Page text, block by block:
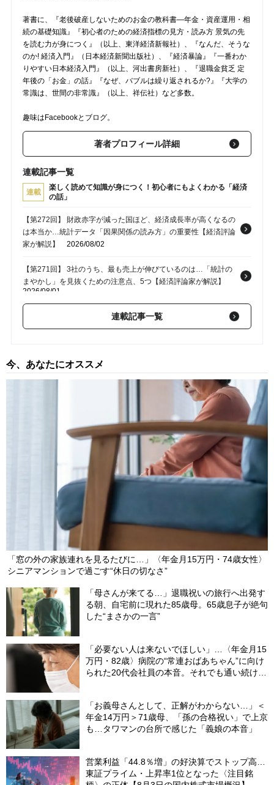
著書に、『老後破産しないためのお金の教科書―年金・資産運用・相
続の基礎知識』『初心者のための経済指標の見方・読み方 景気の先
を読む力が身につく』（以上、東洋経済新報社）、『なんだ、そうな
のか! 経済入門』（日本経済新聞出版社）、『経済暴論』『一番わか
りやすい日本経済入門』（以上、河出書房新社）、『退職金貧乏 定
年後の「お金」の話』『なぜ、バブルは繰り返されるか?』『大学の
常識は、世間の非常識』（以上、祥伝社）など多数。
趣味はFacebookとブログ。
著者プロフィール詳細
連載記事一覧
連載
楽しく読めて知識が身につく！初心者にもよくわかる「経済
の話」
【第272回】 財政赤字が減った国ほど、経済成長率が高くなるの
は本当か…統計データ「因果関係の読み方」の重要性【経済評論
家が解説】
2026/08/02
【第271回】 3社のうち、最も売上が伸びているのは…「統計の
まやかし」を見抜くための注意点、5つ【経済評論家が解説】
2026/08/01
【第270回】 大食いの客が続々来店も…「食べ放題の店」潰れる
どころかウハウハになる意外なワケ【経済評論家が解説】
【第269回】 タワマン価格爆騰、AI関連株上昇に「バブルの予
感」も…銀行はバブルを抑止できるか【経済評論家が解説】
2026/07/25
【第268回】 コメの関税、維持か、撤廃か…政治家・経済学者で
視点が異なる「自由貿易」を巡るむずかしい問題
2026/07/19
連載記事一覧
今、あなたにオススメ
「窓の外の家族連れを見るたびに…」〈年金月15万円・74歳女性〉
シニアマンションで過ごす“休日の切なさ”
「母さんが来てる…」退職祝いの旅行へ出発す
る朝、自宅前に現れた85歳母。65歳息子が絶句
した“まさかの一言”
「必要ない人は来ないでほしい」…〈年金月15
万円・82歳〉病院の“常連おばあちゃん”に向け
られた20代会社員の本音。それでも通い続ける
「お義母さんとして、正解がわからない…」＜
年金14万円＞71歳母、「孫の合格祝い」で上京
も…タワマンの台所で感じた「義娘の本音」
営業利益「44.8％増」の好決算でストップ高…
東証プライム・上昇率1位となった〈注目銘